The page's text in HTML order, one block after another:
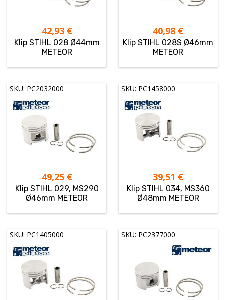
42,93 €
Klip STIHL 028 Ø44mm
METEOR
40,98 €
Klip STIHL 028S Ø46mm
METEOR
SKU: PC2032000
49,25 €
Klip STIHL 029, MS290
Ø46mm METEOR
SKU: PC1458000
39,51 €
Klip STIHL 034, MS360
Ø48mm METEOR
SKU: PC1405000 SKU: PC2377000